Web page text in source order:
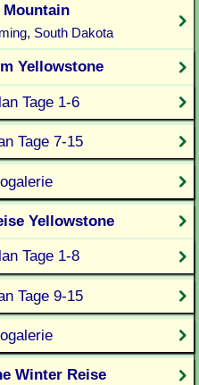
Mountain
South Dakota
Yellowstone
Tage 1-6
Tage 7-15
Yellowstone
Tage 1-8
Tage 9-15
Winter Reise